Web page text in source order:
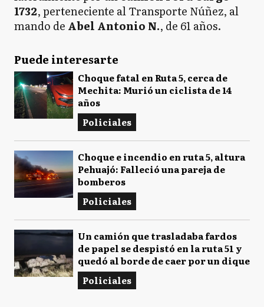
1732, perteneciente al Transporte Núñez, al
mando de Abel Antonio N., de 61 años.
Puede interesarte
Choque fatal en Ruta 5, cerca de
Mechita: Murió un ciclista de 14
años
Policiales
Choque e incendio en ruta 5, altura
Pehuajó: Falleció una pareja de
bomberos
Policiales
Un camión que trasladaba fardos
de papel se despistó en la ruta 51 y
quedó al borde de caer por un dique
Policiales